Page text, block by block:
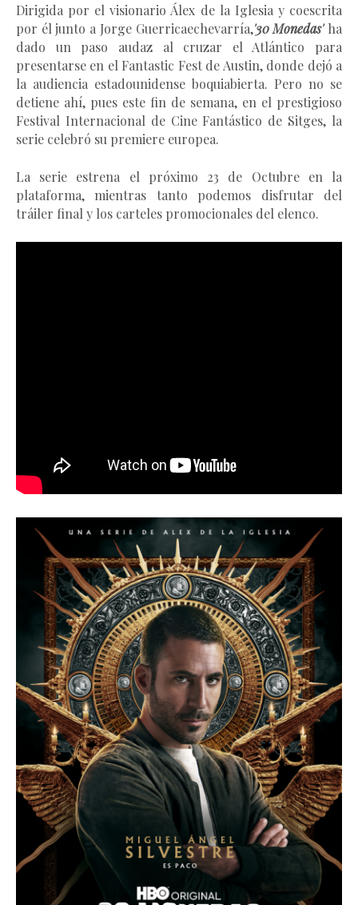
Dirigida por el visionario Álex de la Iglesia y coescrita
por él junto a Jorge Guerricaechevarría,'30 Monedas'ha
dado un paso audaz al cruzar el Atlántico para
presentarse en el Fantastic Fest de Austin, donde dejó a
la audiencia estadounidense boquiabierta. Pero no se
detiene ahí, pues este fin de semana, en el prestigioso
Festival Internacional de Cine Fantástico de Sitges, la
serie celebró su premiere europea.
La serie estrena el próximo 23 de Octubre en la
plataforma, mientras tanto podemos disfrutar del
tráiler final y los carteles promocionales del elenco.